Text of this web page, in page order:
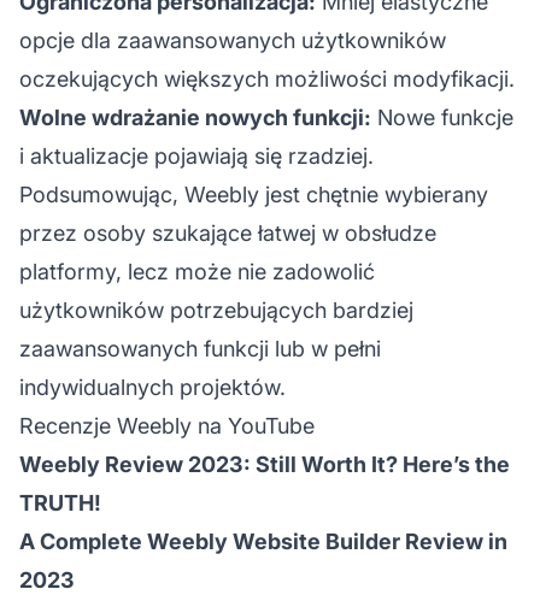
opcje dla zaawansowanych użytkowników
oczekujących większych możliwości modyfikacji.
Wolne wdrażanie nowych funkcji: Nowe funkcje
i aktualizacje pojawiają się rzadziej.
Podsumowując, Weebly jest chętnie wybierany
przez osoby szukające łatwej w obsłudze
platformy, lecz może nie zadowolić
użytkowników potrzebujących bardziej
zaawansowanych funkcji lub w pełni
indywidualnych projektów.
Recenzje Weebly na YouTube
Weebly Review 2023: Still Worth It? Here’s the
TRUTH!
A Complete Weebly Website Builder Review in
2023